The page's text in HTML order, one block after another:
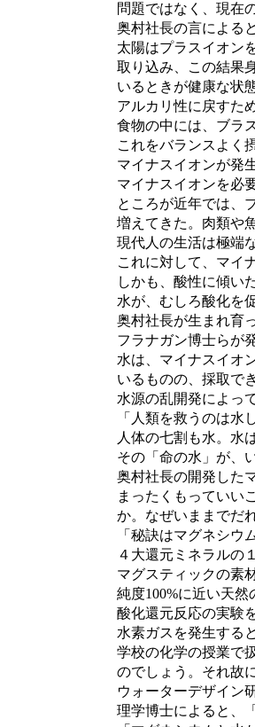
問題ではなく、現在の
奥村社長の言によると
太陽はプラスイオンを
取り込み、この結果身
いるときが健康な状態
アルカリ性に戻すため
食物の中には、ブラス
これをバランスよく摂
マイナスイオンが発生
マイナスイオンを必要
ところが近年では、ブ
増えてきた。肉類や魚
現代人の生活は極端な
これに対して、マイナ
しかも、酸性に傾いた
水が、むしろ酸化を促
奥村社長が生まれ育っ
フラナガン博士らが発
水は、マイナスイオン
いるものの、採取でき
水源の乱開発によって
「人類を救うのは水し
人体の七割も水。水は
その「命の水」が、い
奥村社長の開発したマ
まったくもっていいこ
か。なぜいままでだれ
「秘訣はマグネシウム
４大還元ミネラルの１
マグスティックの素材
純度100%に近い天然
酸化還元反応の実験を
水素ガスを発生すると
学校の化学の授業で扱
のでしょう。それ故に
ウォーターデザイン研
理学博士によると、「